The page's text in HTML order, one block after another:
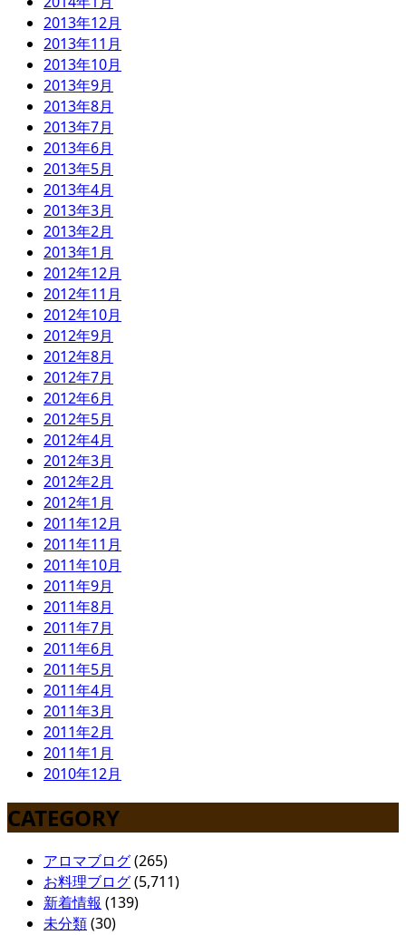
2013年12月
2013年11月
2013年10月
2013年9月
2013年8月
2013年7月
2013年6月
2013年5月
2013年4月
2013年3月
2013年2月
2013年1月
2012年12月
2012年11月
2012年10月
2012年9月
2012年8月
2012年7月
2012年6月
2012年5月
2012年4月
2012年3月
2012年2月
2012年1月
2011年12月
2011年11月
2011年10月
2011年9月
2011年8月
2011年7月
2011年6月
2011年5月
2011年4月
2011年3月
2011年2月
2011年1月
2010年12月
CATEGORY
アロマブログ(265)
お料理ブログ(5,711)
新着情報 (139)
未分類(30)